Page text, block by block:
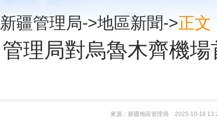
新疆管理局->地區新聞->正文
管理局對烏魯木齊機
來源：新疆地區管理局 2025-10-16
Alt
加
浪
模